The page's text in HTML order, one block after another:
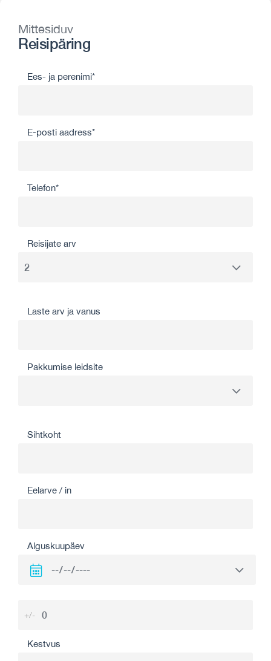
Mittesiduv
Reisipäring
Ees- ja perenimi*
E-posti aadress*
Telefon*
Reisijate arv
Laste arv ja vanus
Pakkumise leidsite
Sihtkoht
Eelarve / in
Alguskuupäev
+/-
Kestvus